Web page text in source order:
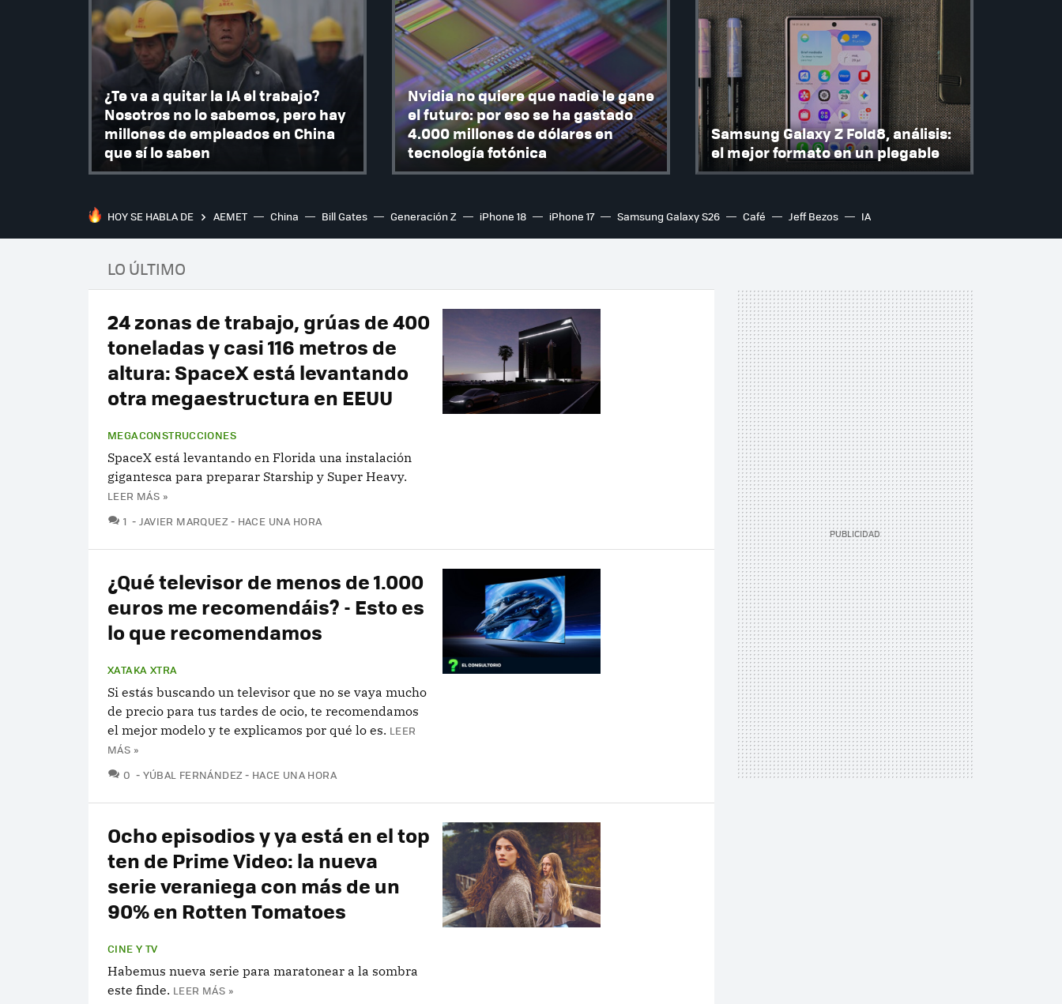
¿Te va a quitar la IA el trabajo?
Nosotros no lo sabemos, pero hay
millones de empleados en China
que sí lo saben
Nvidia no quiere que nadie le gane
el futuro: por eso se ha gastado
4.000 millones de dólares en
tecnología fotónica
Samsung Galaxy Z Fold8, análisis:
el mejor formato en un plegable
HOY SE HABLA DE AEMET China Bill Gates Generación Z iPhone 18 iPhone 17 Samsung Galaxy S26 Café Jeff Bezos IA
LO ÚLTIMO
24 zonas de trabajo, grúas de 400
toneladas y casi 116 metros de
altura: SpaceX está levantando
otra megaestructura en EEUU
MEGACONSTRUCCIONES
SpaceX está levantando en Florida una instalación
gigantesca para preparar Starship y Super Heavy.
LEER MÁS »
1 COMENTARIOS
JAVIER MARQUEZ HACE UNA HORA
¿Qué televisor de menos de 1.000
euros me recomendáis? - Esto es
lo que recomendamos
XATAKA XTRA
Si estás buscando un televisor que no se vaya mucho
de precio para tus tardes de ocio, te recomendamos
el mejor modelo y te explicamos por qué lo es. LEER
MÁS »
0 COMENTARIOS
YÚBAL FERNÁNDEZ HACE UNA HORA
Ocho episodios y ya está en el top
ten de Prime Video: la nueva
serie veraniega con más de un
90% en Rotten Tomatoes
CINE Y TV
Habemus nueva serie para maratonear a la sombra
este finde. LEER MÁS »